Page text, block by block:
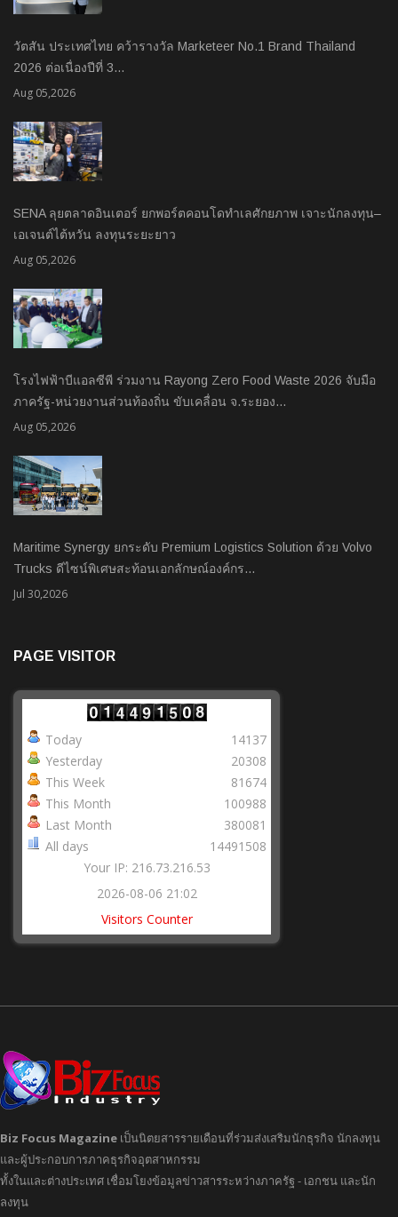
วัตสัน ประเทศไทย คว้ารางวัล Marketeer No.1 Brand Thailand
2026 ต่อเนื่องปีที่ 3…
Aug 05,2026
SENA ลุยตลาดอินเตอร์ ยกพอร์ตคอนโดทำเลศักยภาพ เจาะนักลงทุน–
เอเจนต์ไต้หวัน ลงทุนระยะยาว
Aug 05,2026
โรงไฟฟ้าบีแอลซีพี ร่วมงาน Rayong Zero Food Waste 2026 จับมือ
ภาครัฐ-หน่วยงานส่วนท้องถิ่น ขับเคลื่อน จ.ระยอง…
Aug 05,2026
Maritime Synergy ยกระดับ Premium Logistics Solution ด้วย Volvo
Trucks ดีไซน์พิเศษสะท้อนเอกลักษณ์องค์กร…
Jul 30,2026
PAGE VISITOR
Today
Yesterday
This Week
This Month
Last Month
All days
14137
20308
81674
100988
380081
14491508
Your IP: 216.73.216.53
2026-08-06 21:02
Visitors Counter
Biz Focus Magazine เป็นนิตยสารรายเดือนที่ร่วมส่งเสริมนักธุรกิจ นักลงทุน
และผู้ประกอบการภาคธุรกิจอุตสาหกรรม
ทั้งในและต่างประเทศ เชื่อมโยงข้อมูลข่าวสารระหว่างภาครัฐ - เอกชน และนัก
ลงทุน